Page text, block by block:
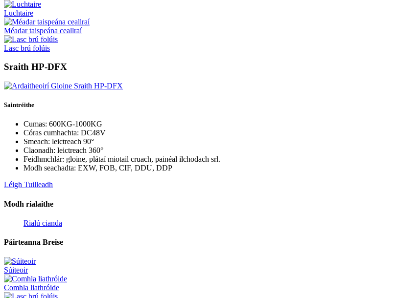
Luchtaire
Méadar taispeána ceallraí
Lasc brú folúis
Sraith HP-DFX
Saintréithe
Cumas: 600KG-1000KG
Córas cumhachta: DC48V
Smeach: leictreach 90°
Claonadh: leictreach 360°
Feidhmchlár: gloine, plátaí miotail cruach, painéal ilchodach srl.
Modh seachadta: EXW, FOB, CIF, DDU, DDP
Léigh Tuilleadh
Modh rialaithe
Rialú cianda
Páirteanna Breise
Súiteoir
Comhla liathróide